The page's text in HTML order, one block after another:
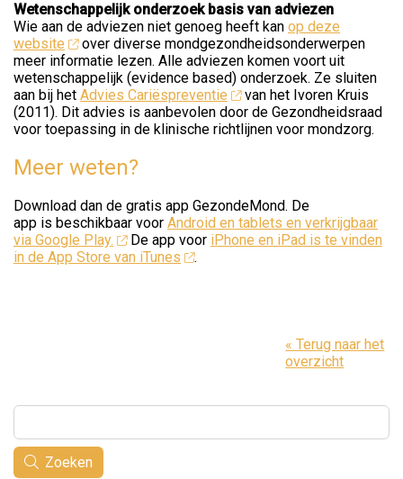
Wetenschappelijk onderzoek basis van adviezen
Wie aan de adviezen niet genoeg heeft kan op deze
website
over diverse mondgezondheidsonderwerpen
meer informatie lezen. Alle adviezen komen voort uit
wetenschappelijk (evidence based) onderzoek. Ze sluiten
aan bij het Advies Cariëspreventie
van het Ivoren Kruis
(2011). Dit advies is aanbevolen door de Gezondheidsraad
voor toepassing in de klinische richtlijnen voor mondzorg.
Meer weten?
Download dan de gratis app GezondeMond. De
app is beschikbaar voor Android en tablets en verkrijgbaar
via Google Play.
De app voor iPhone en iPad is te vinden
in de App Store van iTunes
.
« Terug naar het
overzicht
Zoeken